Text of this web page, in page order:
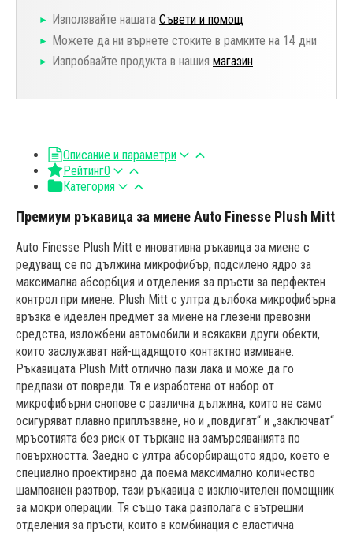
Използвайте нашата Съвети и помощ
Можете да ни върнете стоките в рамките на 14 дни
Изпробвайте продукта в нашия магазин
Описание и параметри
Рейтинг0
Категория
Премиум ръкавица за миене Auto Finesse Plush Mitt
Auto Finesse Plush Mitt е иновативна ръкавица за миене с
редуващ се по дължина микрофибър, подсилено ядро за
максимална абсорбция и отделения за пръсти за перфектен
контрол при миене. Plush Mitt с ултра дълбока микрофибърна
връзка е идеален предмет за миене на глезени превозни
средства, изложбени автомобили и всякакви други обекти,
които заслужават най-щадящото контактно измиване.
Ръкавицата Plush Mitt отлично пази лака и може да го
предпази от повреди. Тя е изработена от набор от
микрофибърни снопове с различна дължина, които не само
осигуряват плавно приплъзване, но и „повдигат“ и „заключват“
мръсотията без риск от търкане на замърсяванията по
повърхността. Заедно с ултра абсорбиращото ядро, което е
специално проектирано да поема максимално количество
шампоанен разтвор, тази ръкавица е изключителен помощник
за мокри операции. Тя също така разполага с вътрешни
отделения за пръсти, които в комбинация с еластична